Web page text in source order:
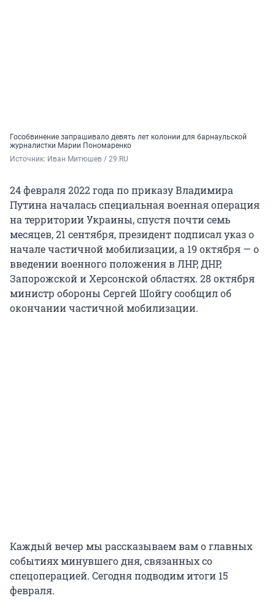
Гособвинение запрашивало девять лет колонии для барнаульской
журналистки Марии Пономаренко
Источник: Иван Митюшев / 29.RU
24 февраля 2022 года по приказу Владимира
Путина началась специальная военная операция
на территории Украины, спустя почти семь
месяцев, 21 сентября, президент подписал указ о
начале частичной мобилизации, а 19 октября — о
введении военного положения в ЛНР, ДНР,
Запорожской и Херсонской областях. 28 октября
министр обороны Сергей Шойгу сообщил об
окончании частичной мобилизации.
Каждый вечер мы рассказываем вам о главных
событиях минувшего дня, связанных со
спецоперацией. Сегодня подводим итоги 15
февраля.